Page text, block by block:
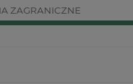
ZAGRANICZNE